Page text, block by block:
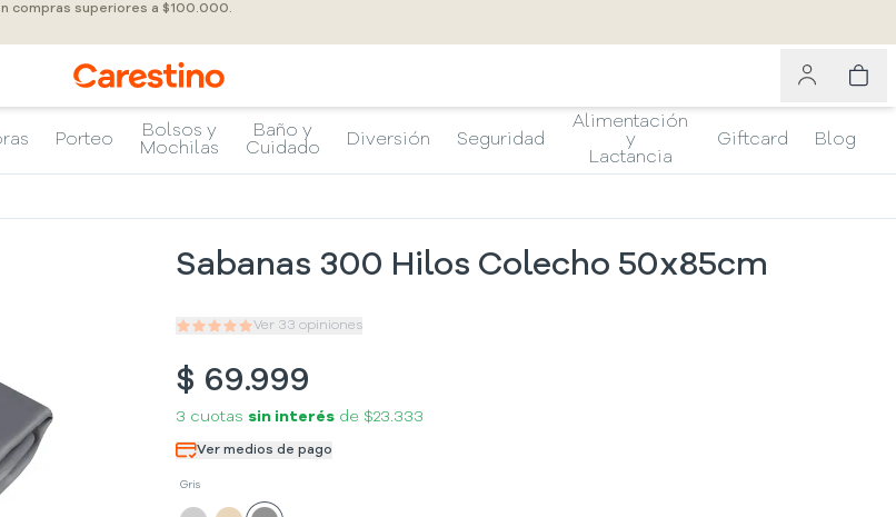
compras superiores a $100.000.
Porteo
Bolsos y
Mochilas
Baño y
Cuidado
Diversión Seguridad
Alimentación
y
Lactancia
Giftcard Blog
Sabanas 300 Hilos Colecho 50x85cm
Ver 33 opiniones
$ 69.999
3 cuotas sin interés de $23.333
Ver medios de pago
Gris